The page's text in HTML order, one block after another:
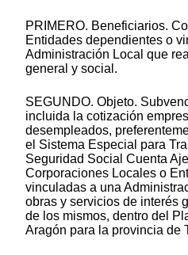
PRIMERO. Beneficiarios.
Entidades dependientes o
Administración Local que
general y social.
SEGUNDO. Objeto.
incluida la cotización
desempleados,
el Sistema Especial para
Seguridad Social Cuenta
Corporaciones Locales o
vinculadas a una
obras y servicios de interés
de los mismos, dentro del
Aragón para la provincia de